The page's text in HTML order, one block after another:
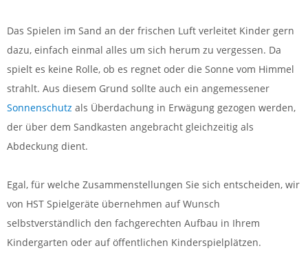
Das Spielen im Sand an der frischen Luft verleitet Kinder gern
dazu, einfach einmal alles um sich herum zu vergessen. Da
spielt es keine Rolle, ob es regnet oder die Sonne vom Himmel
strahlt. Aus diesem Grund sollte auch ein angemessener
Sonnenschutz als Überdachung in Erwägung gezogen werden,
der über dem Sandkasten angebracht gleichzeitig als
Abdeckung dient.
Egal, für welche Zusammenstellungen Sie sich entscheiden, wir
von HST Spielgeräte übernehmen auf Wunsch
selbstverständlich den fachgerechten Aufbau in Ihrem
Kindergarten oder auf öffentlichen Kinderspielplätzen.